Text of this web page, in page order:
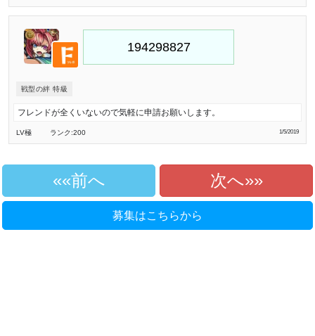
戦型の絆 特級
フレンドが全くいないので気軽に申請お願いします。
LV極 ランク:200 1/5/2019
«前へ 次へ»
募集はこちらから